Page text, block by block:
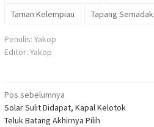
Taman Kelempiau
Tapang Semadak
Penulis: Yakop
Editor: Yakop
Navigasi
pos
Pos sebelumnya
Solar Sulit Didapat, Kapal Kelotok
Teluk Batang Akhirnya Pilih